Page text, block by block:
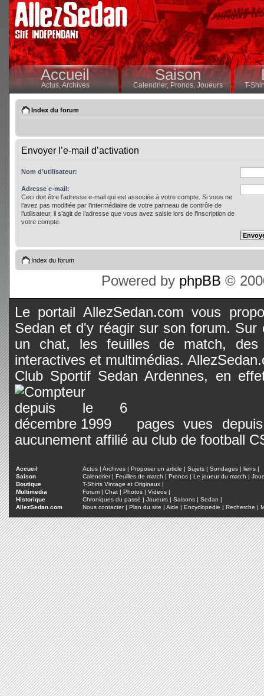
Accueil
Actus,Archives
Saison
Calendrier,Pronos, Joueurs T-
Index du forum
Envoyer l’e-mail d’activation
Nom d’utilisateur:
Adresse e-mail:
Ceci doit être l’adresse e-mail qui est associée à votre compte. Si vous ne
l’avez pas modifiée par l’intermédiaire de votre panneau de contrôle de
l’utilisateur, il s’agit de l’adresse que vous avez saisie lors de l’inscription de
votre compte.
Index du forum
Powered by phpBB ©
Le portail AllezSedan.com vous
Sedan et d'y réagir sur son forum.
un chat, les feuilles de match, des
interactives et multimédias.
Club Sportif Sedan Ardennes, en
pages vues
aucunement affilié au club de football
Accueil Actus | Archives | Proposer un article | Sujets | Sondages | liens |
Saison
Calendrier| Feuilles de match | Pronos | Le joueur du match |
Boutique
T-Shirts Vintage et Originaux |
Multimedia
Forum | Chat | Photos | Videos |
Historique
Chroniques du passé | Joueurs | Saisons | Sedan |
AllezSedan.com
Nous contacter| Plan du site | Aide | Encyclopedie | Recherche |